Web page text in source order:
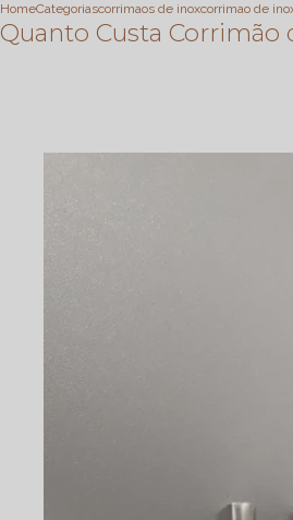
HomeCategoriascorrimaos de inoxcorrimao de
Quanto Custa Corrimão